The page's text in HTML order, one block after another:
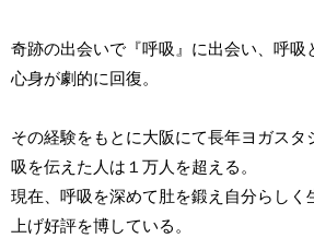
奇跡の出会いで『呼吸』に出会い、呼吸
心身が劇的に回復。
その経験をもとに大阪にて長年ヨガスタ
吸を伝えた人は１万人を超える。
現在、呼吸を深めて肚を鍛え自分らしく
上げ好評を博している。